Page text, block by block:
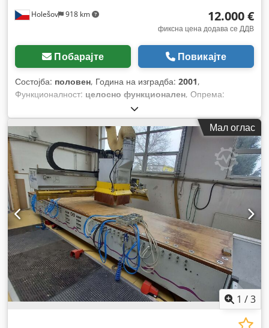
Holešov 918 km 12.000 €
фиксна цена додава се ДДВ
Побарајте Повикајте
Состојба: половен, Година на изградба: 2001,
Функционалност: целосно функционален, Опрема:
Мал оглас
1 /3